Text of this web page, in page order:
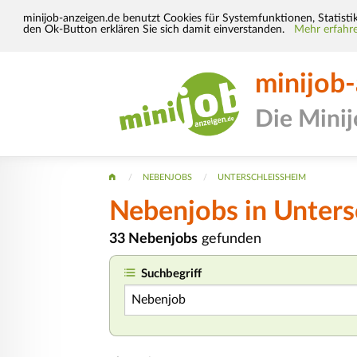
minijob-anzeigen.de benutzt Cookies für Systemfunktionen,
den Ok-Button erklären Sie sich damit einverstanden.
Mehr
Die
NEBENJOBS UNTERSCHLEISSHEIM
Nebenjobs in
33 Nebenjobs gefunden
Suchbegriff